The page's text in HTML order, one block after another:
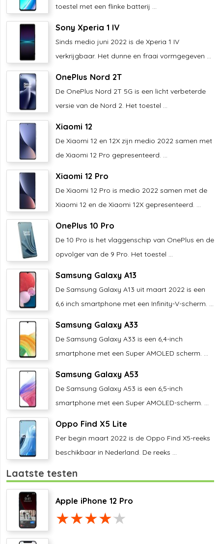
toestel met een flinke batterij ...
Sony Xperia 1 IV
Sinds medio juni 2022 is de Xperia 1 IV
verkrijgbaar. Het dunne en fraai vormgegeven ...
OnePlus Nord 2T
De OnePlus Nord 2T 5G is een licht verbeterde
versie van de Nord 2. Het toestel ...
Xiaomi 12
De Xiaomi 12 en 12X zijn medio 2022 samen met
de Xiaomi 12 Pro gepresenteerd. ...
Xiaomi 12 Pro
De Xiaomi 12 Pro is medio 2022 samen met de
Xiaomi 12 en de Xiaomi 12X gepresenteerd. ...
OnePlus 10 Pro
De 10 Pro is het vlaggenschip van OnePlus en de
opvolger van de 9 Pro. Het toestel ...
Samsung Galaxy A13
De Samsung Galaxy A13 uit maart 2022 is een
6,6 inch smartphone met een Infinity-V-scherm. ...
Samsung Galaxy A33
De Samsung Galaxy A33 is een 6,4-inch
smartphone met een Super AMOLED scherm. ...
Samsung Galaxy A53
De Samsung Galaxy A53 is een 6,5-inch
smartphone met een Super AMOLED-scherm. ...
Oppo Find X5 Lite
Per begin maart 2022 is de Oppo Find X5-reeks
beschikbaar in Nederland. De reeks ...
Laatste testen
Apple iPhone 12 Pro